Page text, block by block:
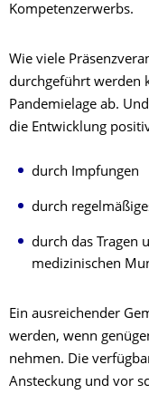
Kompetenzerwerbs.
Wie viele
durchgeführt werden
Pandemielage ab.
die Entwicklung
durch Impfungen
durch
durch das Tragen
medizinischen
Ein ausreichender
werden, wenn
nehmen. Die
Ansteckung und vor